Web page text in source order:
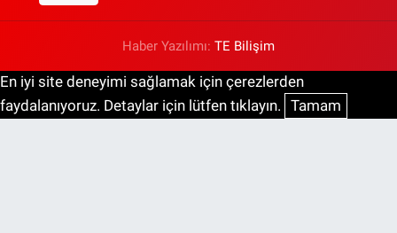
Haber Yazılımı: TE Bilişim
En iyi site deneyimi sağlamak için çerezlerden
faydalanıyoruz. Detaylar için lütfen tıklayın. Tamam